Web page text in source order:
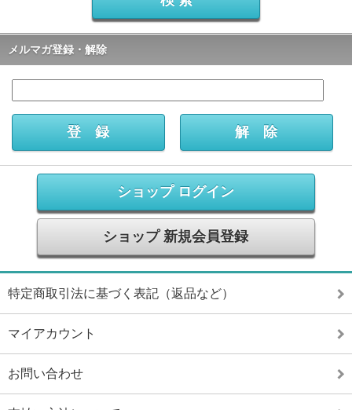
メルマガ登録・解除
ショップ ログイン
ショップ 新規会員登録
特定商取引法に基づく表記（返品など）
マイアカウント
お問い合わせ